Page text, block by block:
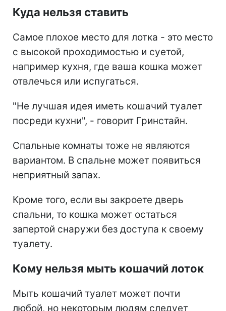
Куда нельзя ставить
Самое плохое место для лотка - это место
с высокой проходимостью и суетой,
например кухня, где ваша кошка может
отвлечься или испугаться.
"Не лучшая идея иметь кошачий туалет
посреди кухни", - говорит Гринстайн.
Спальные комнаты тоже не являются
вариантом. В спальне может появиться
неприятный запах.
Кроме того, если вы закроете дверь
спальни, то кошка может остаться
запертой снаружи без доступа к своему
туалету.
Кому нельзя мыть кошачий лоток
Мыть кошачий туалет может почти
любой, но некоторым людям следует